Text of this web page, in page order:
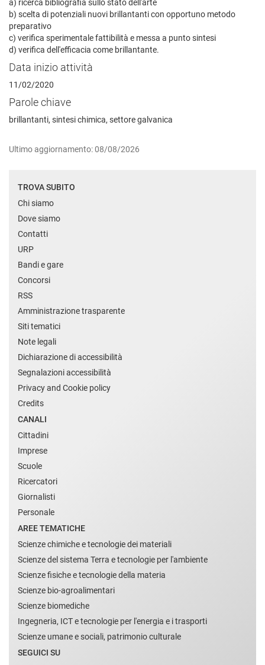
a) ricerca bibliografia sullo stato dell'arte
b) scelta di potenziali nuovi brillantanti con opportuno metodo
preparativo
c) verifica sperimentale fattibilità e messa a punto sintesi
d) verifica dell'efficacia come brillantante.
Data inizio attività
11/02/2020
Parole chiave
brillantanti, sintesi chimica, settore galvanica
Ultimo aggiornamento: 08/08/2026
TROVA SUBITO
Chi siamo
Dove siamo
Contatti
URP
Bandi e gare
Concorsi
RSS
Amministrazione trasparente
Siti tematici
Note legali
Dichiarazione di accessibilità
Segnalazioni accessibilità
Privacy and Cookie policy
Credits
CANALI
Cittadini
Imprese
Scuole
Ricercatori
Giornalisti
Personale
AREE TEMATICHE
Scienze chimiche e tecnologie dei materiali
Scienze del sistema Terra e tecnologie per l'ambiente
Scienze fisiche e tecnologie della materia
Scienze bio-agroalimentari
Scienze biomediche
Ingegneria, ICT e tecnologie per l'energia e i trasporti
Scienze umane e sociali, patrimonio culturale
SEGUICI SU